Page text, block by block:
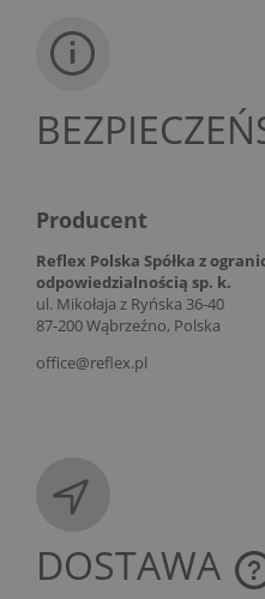
Producent
Reflex Polska Spółka z
odpowiedzialnością sp. k.
ul. Mikołaja z Ryńska 36-40
87-200 Wąbrzeźno, Polska
office@reflex.pl
DOSTAWA
CENA NIE ZAWIERA